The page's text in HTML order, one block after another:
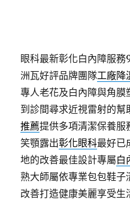
眼科最新彰化白內障服
洲瓦好評品牌團隊工廠降
專人老花及白內障與角膜
到診間尋求近視雷射的
推薦提供多項清潔保養服
笑顎露出彰化眼科最好已
地的改善最佳設計專屬白
熟大師屬依專業包包鞋子
改善打造健康美麗享受